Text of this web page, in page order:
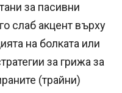
за пасивни
слаб акцент върху
на болката или
за грижа за
(трайни)